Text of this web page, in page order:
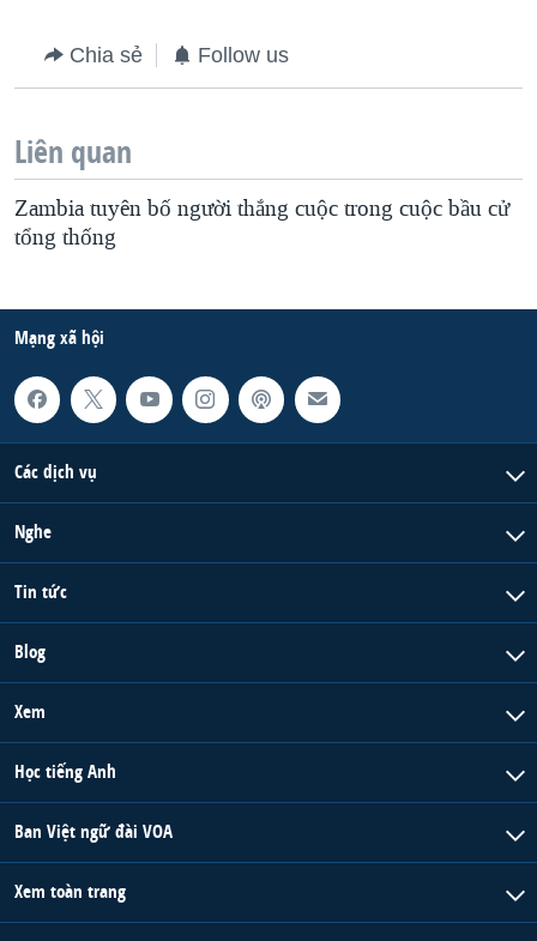
Chia sẻ Follow us
Liên quan
Zambia tuyên bố người thắng cuộc trong cuộc bầu cử
tổng thống
Mạng xã hội
Các dịch vụ
Nghe
Tin tức
Blog
Xem
Học tiếng Anh
Ban Việt ngữ đài VOA
Xem toàn trang